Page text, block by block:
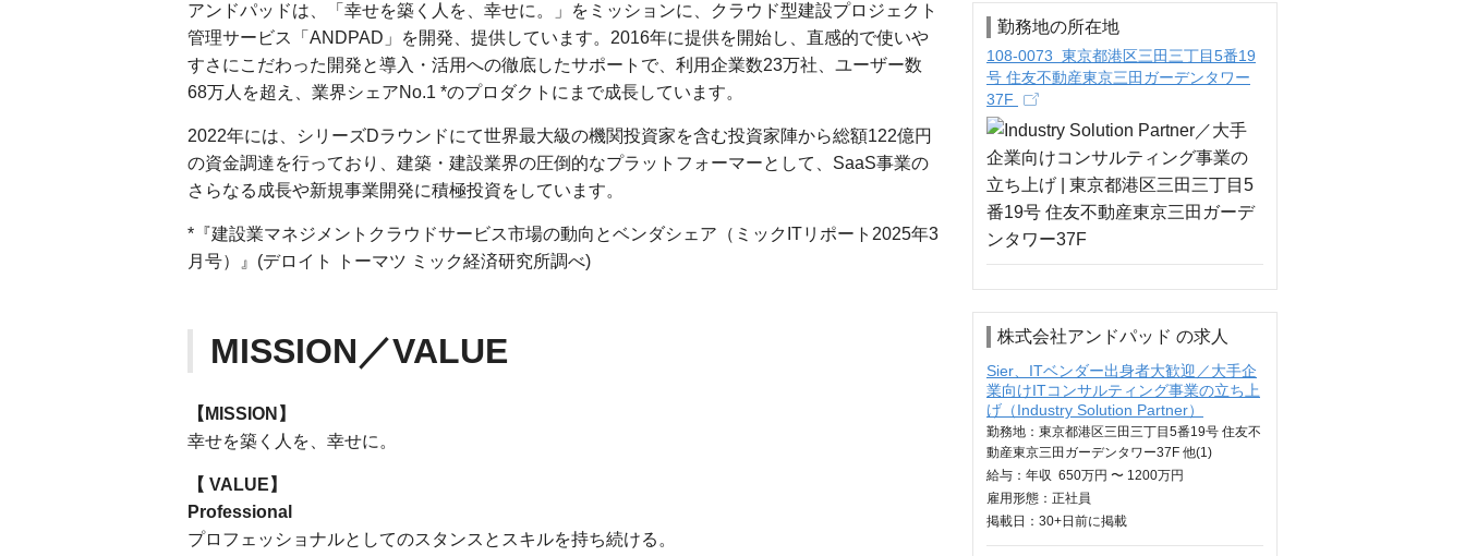
アンドパッドは、「幸せを築く人を、幸せに。」をミッションに、クラウド型建設プロジェクト
管理サービス「ANDPAD」を開発、提供しています。2016年に提供を開始し、直感的で使いや
すさにこだわった開発と導入・活用への徹底したサポートで、利用企業数23万社、ユーザー数
68万人を超え、業界シェアNo.1 *のプロダクトにまで成長しています。
2022年には、シリーズDラウンドにて世界最大級の機関投資家を含む投資家陣から総額122億円
の資金調達を行っており、建築・建設業界の圧倒的なプラットフォーマーとして、SaaS事業の
さらなる成長や新規事業開発に積極投資をしています。
*『建設業マネジメントクラウドサービス市場の動向とベンダシェア（ミックITリポート2025年3
月号）』(デロイト トーマツ ミック経済研究所調べ)
MISSION／VALUE
【MISSION】
幸せを築く人を、幸せに。
【 VALUE】
Professional
プロフェッショナルとしてのスタンスとスキルを持ち続ける。
勤務地の所在地
108-0073 東京都港区三田三丁目5番19
号 住友不動産東京三田ガーデンタワー
37F
株式会社アンドパッド の求人
Sier、ITベンダー出身者大歓迎／大手企
業向けITコンサルティング事業の立ち上
げ（Industry Solution Partner）
勤務地：東京都港区三田三丁目5番19号 住友不
動産東京三田ガーデンタワー37F 他(1)
給与： 年収 650万円 〜 1200万円
雇用形態：正社員
掲載日： 30+日 前に掲載